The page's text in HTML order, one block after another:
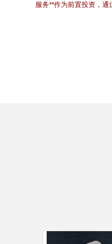
服务**作为前置投资，